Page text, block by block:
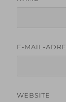
E-MAIL-
WEBSITE